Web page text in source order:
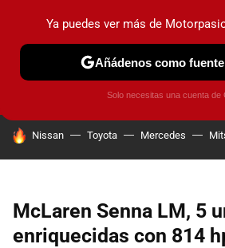
PRUEBAS INDUSTRIA HOY NO
HOY SE HABLA DE
Nissan Toyota Mercedes
McLaren Senna LM, 5
enriquecidas con 814
Ya puedes ver más de
Añádenos como
Solo necesitas una cuenta de